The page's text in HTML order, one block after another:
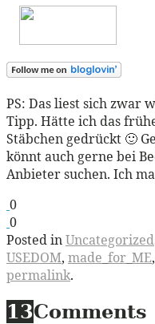
PS: Das liest sich zwar
Tipp. Hätte ich das
Stäbchen gedrückt 🙂
könnt auch gerne bei
Anbieter suchen. Ich
0
0
Posted inUncategorized
USEDOM, made_for_ME,
permalink.
13Comments